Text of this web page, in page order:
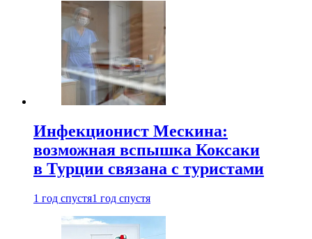
Инфекционист Мескина:
возможная вспышка Коксаки
в Турции связана с туристами
1 год спустя1 год спустя